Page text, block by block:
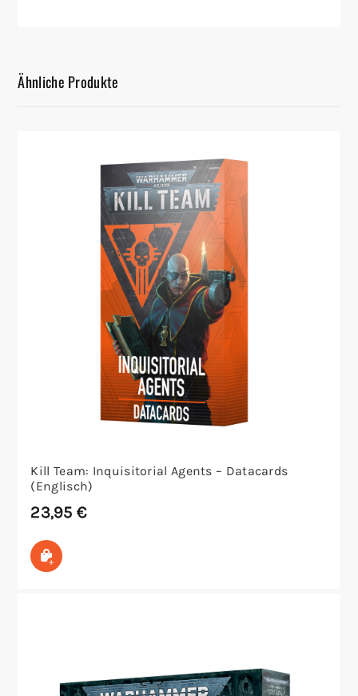
Ähnliche Produkte
Kill Team: Inquisitorial Agents – Datacards
(Englisch)
23,95€
In den Warenkorb